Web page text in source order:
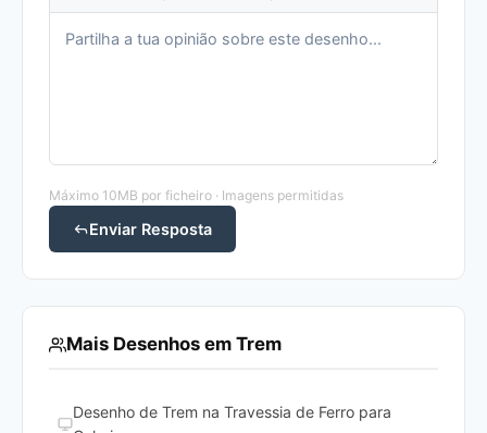
Máximo 10MB por ficheiro · Imagens permitidas
Enviar Resposta
Mais Desenhos em Trem
Desenho de Trem na Travessia de Ferro para